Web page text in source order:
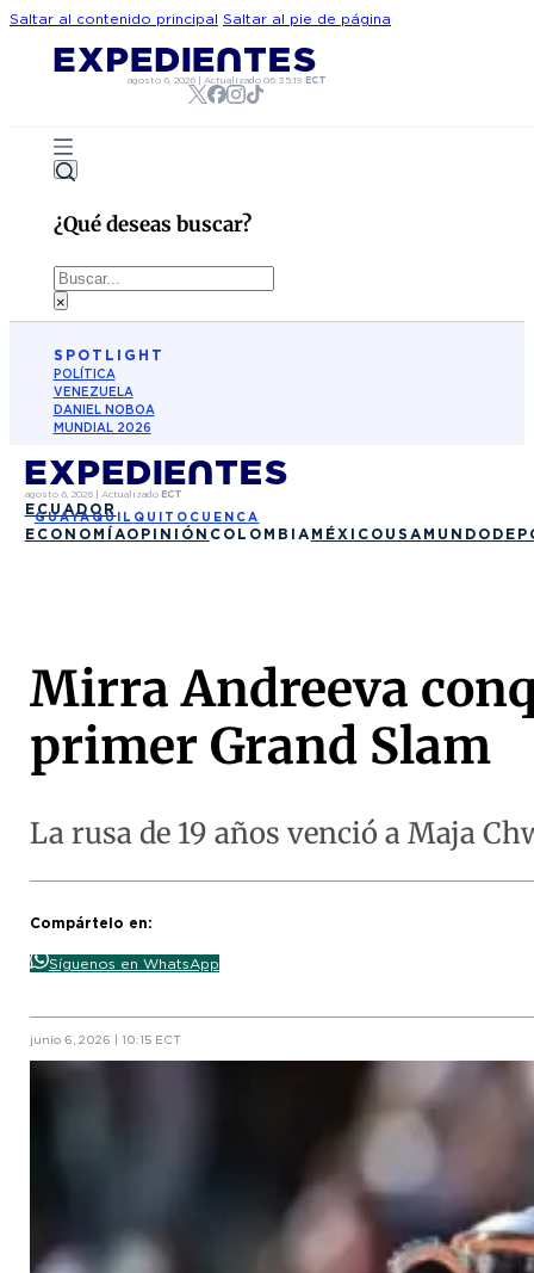
Saltar al contenido principal Saltar al pie de página
agosto 6, 2026| Actualizado 06:35:19 ECT
¿Qué deseas buscar?
Buscar
×
SPOTLIGHT
POLÍTICA
VENEZUELA
DANIEL NOBOA
MUNDIAL 2026
agosto 6, 2026| Actualizado ECT
ECUADOR
GUAYAQUIL QUITO CUENCA
ECONOMÍAOPINIÓN COLOMBIA MÉXICO USA MUNDO
Mirra Andreeva
primer Grand Slam
La rusa de 19 años venció a Maja
Compártelo en:
Síguenos en WhatsApp
junio 6, 2026 | 10:15 ECT